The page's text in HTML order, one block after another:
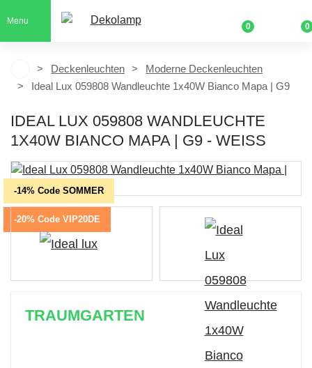
Menu
0 0
Deckenleuchten
Moderne Deckenleuchten
Ideal Lux 059808 Wandleuchte 1x40W Bianco Mapa | G9
IDEAL LUX 059808 WANDLEUCHTE
1X40W BIANCO MAPA | G9 - WEISS
-14% Code SOMMER
-20% Code VIP20DE
TRAUMGARTEN